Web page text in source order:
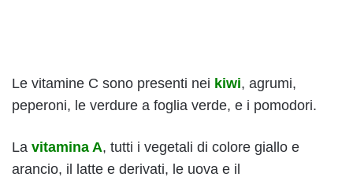
Le vitamine C sono presenti nei kiwi, agrumi,
peperoni, le verdure a foglia verde, e i pomodori.
La vitamina A, tutti i vegetali di colore giallo e
arancio, il latte e derivati, le uova e il